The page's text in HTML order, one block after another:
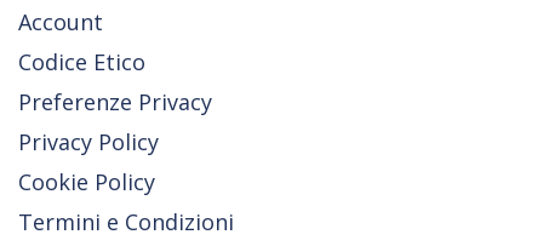
Account
Codice Etico
Preferenze Privacy
Privacy Policy
Cookie Policy
Termini e Condizioni